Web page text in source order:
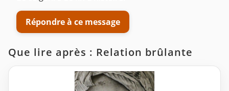
Répondre à ce message
Que lire après : Relation brûlante